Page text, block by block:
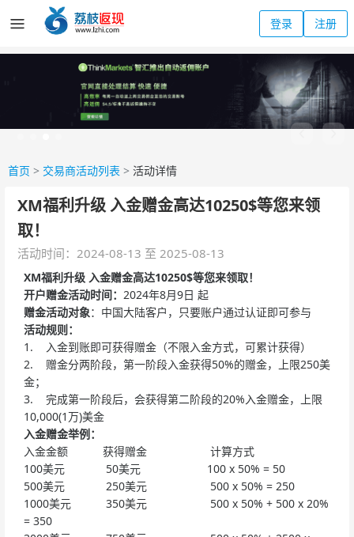
登录 注册
首页 > 交易商活动列表 > 活动详情
XM福利升级 入金赠金高达10250$等您来领
取！
活动时间：2024-08-13 至 2025-08-13
XM福利升级 入金赠金高达10250$等您来领取！
开户赠金活动时间： 2024年8月9日 起
赠金活动对象：中国大陆客户，只要账户通过认证即可参与
活动规则：
1. 入金到账即可获得赠金（不限入金方式，可累计获得）
2. 赠金分两阶段，第一阶段入金获得50%的赠金，上限250美
金；
3. 完成第一阶段后，会获得第二阶段的20%入金赠金，上限
10,000(1万)美金
入金赠金举例：
入金金额 获得赠金 计算方式
100美元 50美元 100 x 50% = 50
500美元 250美元 500 x 50% = 250
1000美元 350美元 500 x 50% + 500 x 20%
= 350